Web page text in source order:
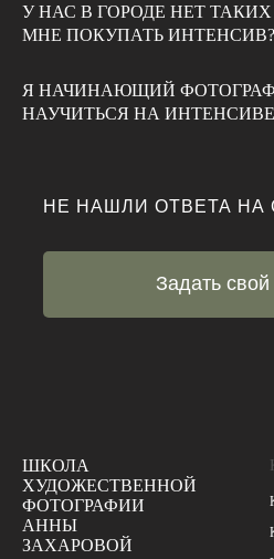
У НАС В ГОРОДЕ НЕТ
МНЕ ПОКУПАТЬ ИНТЕНСИВ?
Я НАЧИНАЮЩИЙ
НАУЧИТЬСЯ НА
Задать
НЕ НАШЛИ ОТВЕТА НА
ШКОЛА
ХУДОЖЕСТВЕННОЙ
ФОТОГРАФИИ
АННЫ
ЗАХАРОВОЙ